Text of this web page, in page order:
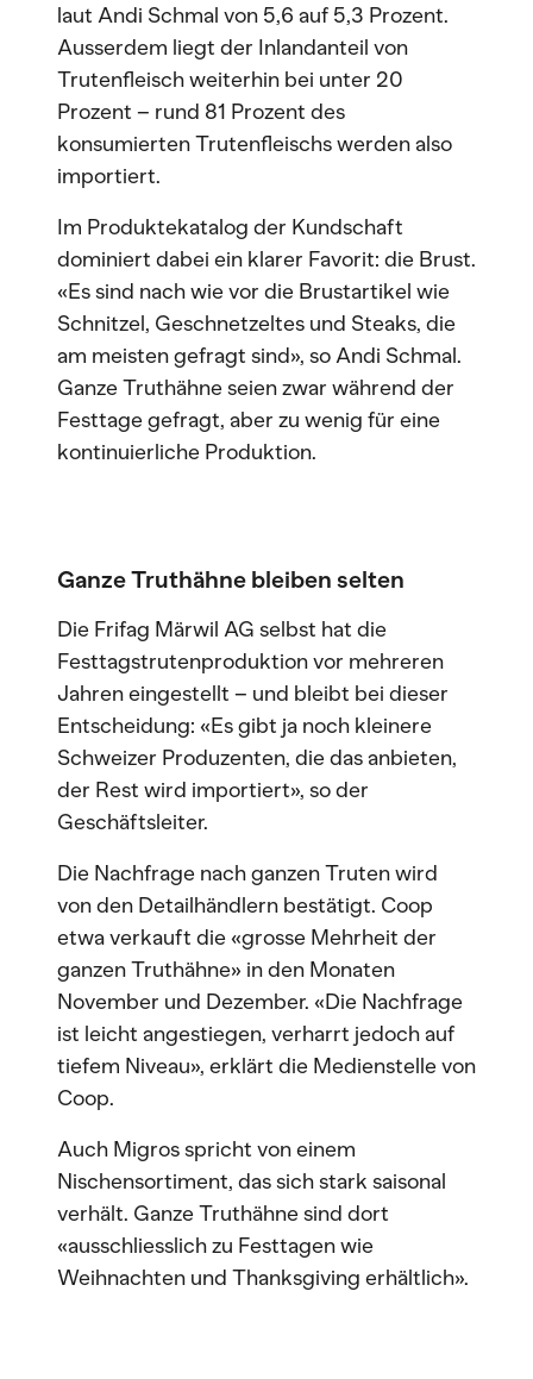
laut Andi Schmal von 5,6 auf 5,3 Prozent.
Ausserdem liegt der Inlandanteil von
Trutenfleisch weiterhin bei unter 20
Prozent – rund 81 Prozent des
konsumierten Trutenfleischs werden also
importiert.
Im Produktekatalog der Kundschaft
dominiert dabei ein klarer Favorit: die Brust.
«Es sind nach wie vor die Brustartikel wie
Schnitzel, Geschnetzeltes und Steaks, die
am meisten gefragt sind», so Andi Schmal.
Ganze Truthähne seien zwar während der
Festtage gefragt, aber zu wenig für eine
kontinuierliche Produktion.
Ganze Truthähne bleiben selten
Die Frifag Märwil AG selbst hat die
Festtagstrutenproduktion vor mehreren
Jahren eingestellt – und bleibt bei dieser
Entscheidung: «Es gibt ja noch kleinere
Schweizer Produzenten, die das anbieten,
der Rest wird importiert», so der
Geschäftsleiter.
Die Nachfrage nach ganzen Truten wird
von den Detailhändlern bestätigt. Coop
etwa verkauft die «grosse Mehrheit der
ganzen Truthähne» in den Monaten
November und Dezember. «Die Nachfrage
ist leicht angestiegen, verharrt jedoch auf
tiefem Niveau», erklärt die Medienstelle von
Coop.
Auch Migros spricht von einem
Nischensortiment, das sich stark saisonal
verhält. Ganze Truthähne sind dort
«ausschliesslich zu Festtagen wie
Weihnachten und Thanksgiving erhältlich».